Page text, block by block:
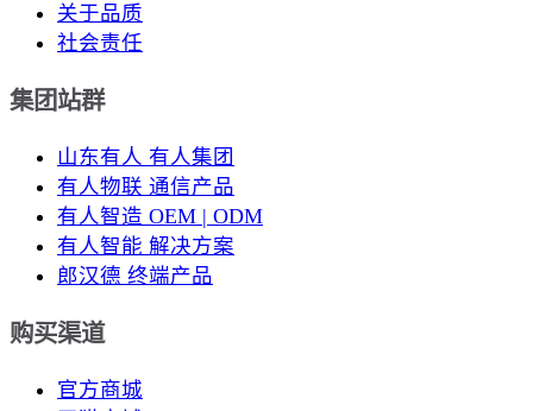
关于品质
社会责任
集团站群
山东有人 有人集团
有人物联 通信产品
有人智造 OEM | ODM
有人智能 解决方案
郎汉德 终端产品
购买渠道
官方商城